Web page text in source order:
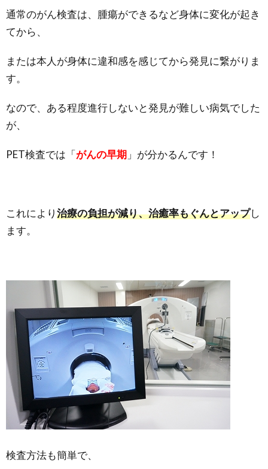
通常のがん検査は、腫瘍ができるなど身体に変化が起き
てから、
または本人が身体に違和感を感じてから発見に繋がりま
す。
なので、ある程度進行しないと発見が難しい病気でした
が、
PET検査では「がんの早期 」が分かるんです！
これにより治療の負担が減り、治癒率もぐんとアップし
ます。
検査方法も簡単で、